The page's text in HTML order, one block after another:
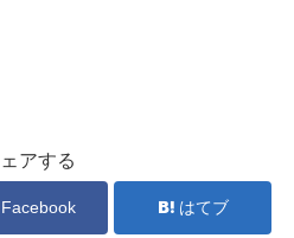
アする
Facebook はてブ